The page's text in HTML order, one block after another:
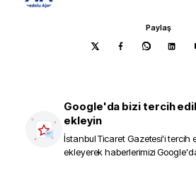
Paylaş
Google'da bizi tercih
ekleyin
İstanbul Ticaret Gazetesi'i tercih
ekleyerek haberlerimizi